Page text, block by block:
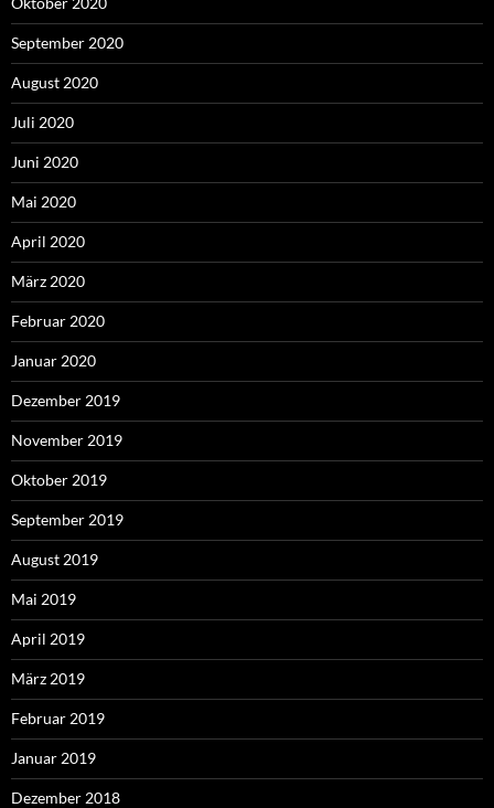
September 2020
August 2020
Juli 2020
Juni 2020
Mai 2020
April 2020
März 2020
Februar 2020
Januar 2020
Dezember 2019
November 2019
Oktober 2019
September 2019
August 2019
Mai 2019
April 2019
März 2019
Februar 2019
Januar 2019
Dezember 2018